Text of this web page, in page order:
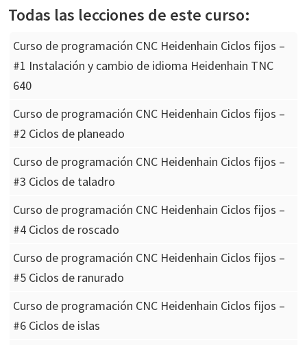
Todas las lecciones de este curso:
Curso de programación CNC Heidenhain Ciclos fijos –
#1 Instalación y cambio de idioma Heidenhain TNC
640
Curso de programación CNC Heidenhain Ciclos fijos –
#2 Ciclos de planeado
Curso de programación CNC Heidenhain Ciclos fijos –
#3 Ciclos de taladro
Curso de programación CNC Heidenhain Ciclos fijos –
#4 Ciclos de roscado
Curso de programación CNC Heidenhain Ciclos fijos –
#5 Ciclos de ranurado
Curso de programación CNC Heidenhain Ciclos fijos –
#6 Ciclos de islas